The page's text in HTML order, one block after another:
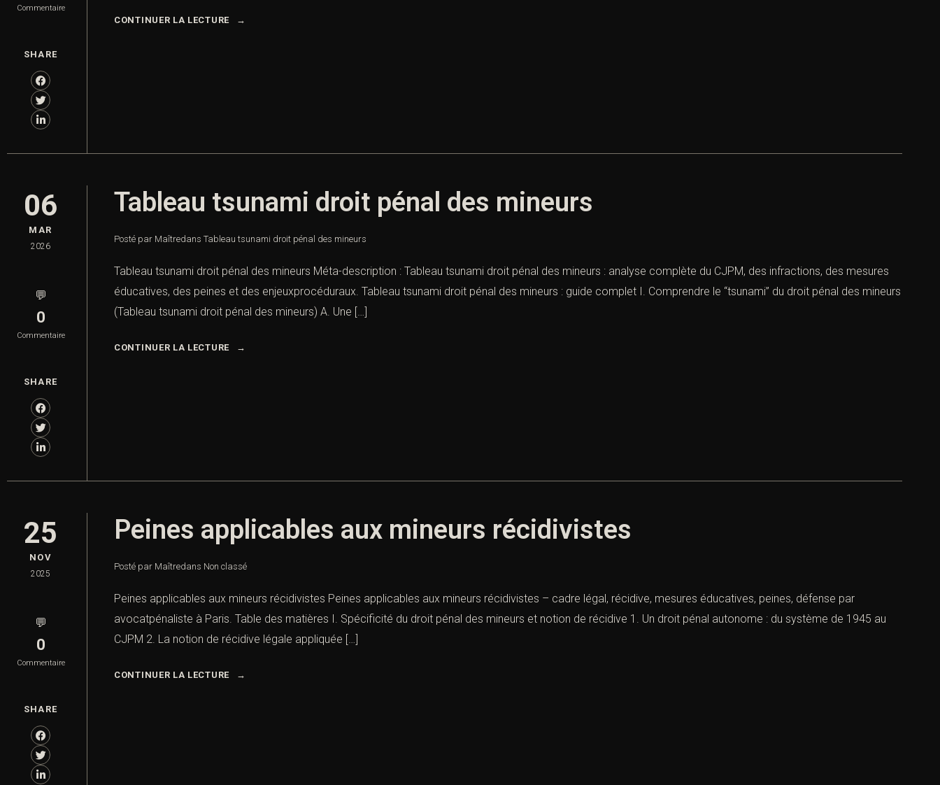
Commentaire
SHARE
CONTINUER LA LECTURE
06
MAR
2026
💬
0
Commentaire
SHARE
Tableau tsunami droit pénal des mineurs
Posté par Maîtredans Tableau tsunami droit pénal des mineurs
Tableau tsunami droit pénal des mineurs Méta-description : Tableau tsunami droit pénal des mineurs : analyse complète du CJPM, des infractions, des mesures
éducatives, des peines et des enjeuxprocéduraux. Tableau tsunami droit pénal des mineurs : guide complet I. Comprendre le “tsunami” du droit pénal des mineurs
(Tableau tsunami droit pénal des mineurs) A. Une […]
CONTINUER LA LECTURE
25
NOV
2025
💬
0
Commentaire
SHARE
Peines applicables aux mineurs récidivistes
Posté par Maîtredans Non classé
Peines applicables aux mineurs récidivistes Peines applicables aux mineurs récidivistes – cadre légal, récidive, mesures éducatives, peines, défense par
avocatpénaliste à Paris. Table des matières I. Spécificité du droit pénal des mineurs et notion de récidive 1. Un droit pénal autonome : du système de 1945 au
CJPM 2. La notion de récidive légale appliquée […]
CONTINUER LA LECTURE